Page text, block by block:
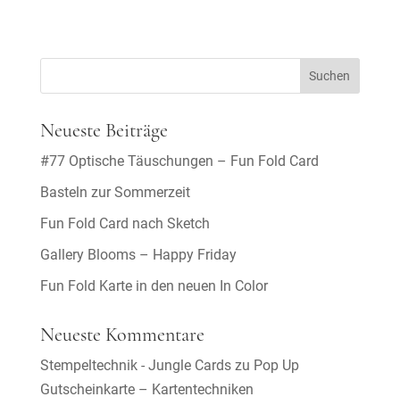
Neueste Beiträge
#77 Optische Täuschungen – Fun Fold Card
Basteln zur Sommerzeit
Fun Fold Card nach Sketch
Gallery Blooms – Happy Friday
Fun Fold Karte in den neuen In Color
Neueste Kommentare
Stempeltechnik - Jungle Cardszu Pop Up
Gutscheinkarte – Kartentechniken